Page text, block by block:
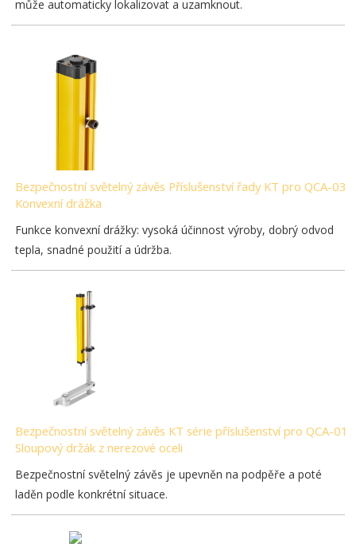
může automaticky lokalizovat a uzamknout.
Bezpečnostní světelný závěs Příslušenství řady KT pro QCA-03-
Konvexní drážka
Funkce konvexní drážky: vysoká účinnost výroby, dobrý odvod
tepla, snadné použití a údržba.
Bezpečnostní světelný závěs KT série příslušenství pro QCA-01
Sloupový držák z nerezové oceli
Bezpečnostní světelný závěs je upevněn na podpěře a poté
laděn podle konkrétní situace.